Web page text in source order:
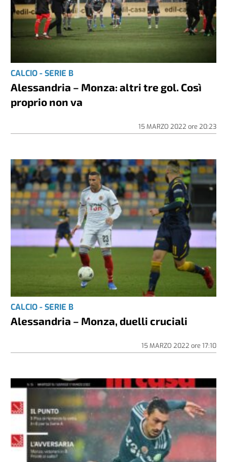
CALCIO - SERIE B
Alessandria – Monza: altri tre gol. Così
proprio non va
15 MARZO 2022 ore 20:23
CALCIO - SERIE B
Alessandria – Monza, duelli cruciali
15 MARZO 2022 ore 17:10